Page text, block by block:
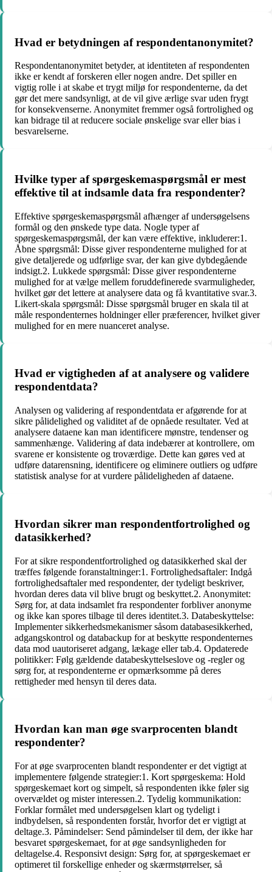
Hvad er betydningen af respondentanonymitet?
Respondentanonymitet betyder, at identiteten af respondenten
ikke er kendt af forskeren eller nogen andre. Det spiller en
vigtig rolle i at skabe et trygt miljø for respondenterne, da det
gør det mere sandsynligt, at de vil give ærlige svar uden frygt
for konsekvenserne. Anonymitet fremmer også fortrolighed og
kan bidrage til at reducere sociale ønskelige svar eller bias i
besvarelserne.
Hvilke typer af spørgeskemaspørgsmål er mest
effektive til at indsamle data fra respondenter?
Effektive spørgeskemaspørgsmål afhænger af undersøgelsens
formål og den ønskede type data. Nogle typer af
spørgeskemaspørgsmål, der kan være effektive, inkluderer:1.
Åbne spørgsmål: Disse giver respondenterne mulighed for at
give detaljerede og udførlige svar, der kan give dybdegående
indsigt.2. Lukkede spørgsmål: Disse giver respondenterne
mulighed for at vælge mellem foruddefinerede svarmuligheder,
hvilket gør det lettere at analysere data og få kvantitative svar.3.
Likert-skala spørgsmål: Disse spørgsmål bruger en skala til at
måle respondenternes holdninger eller præferencer, hvilket giver
mulighed for en mere nuanceret analyse.
Hvad er vigtigheden af ​​at analysere og validere
respondentdata?
Analysen og validering af respondentdata er afgørende for at
sikre pålidelighed og validitet af de opnåede resultater. Ved at
analysere dataene kan man identificere mønstre, tendenser og
sammenhænge. Validering af data indebærer at kontrollere, om
svarene er konsistente og troværdige. Dette kan gøres ved at
udføre datarensning, identificere og eliminere outliers og udføre
statistisk analyse for at vurdere pålideligheden af ​​dataene.
Hvordan sikrer man respondentfortrolighed og
datasikkerhed?
For at sikre respondentfortrolighed og datasikkerhed skal der
træffes følgende foranstaltninger:1. Fortrolighedsaftaler: Indgå
fortrolighedsaftaler med respondenter, der tydeligt beskriver,
hvordan deres data vil blive brugt og beskyttet.2. Anonymitet:
Sørg for, at data indsamlet fra respondenter forbliver anonyme
og ikke kan spores tilbage til deres identitet.3. Databeskyttelse:
Implementer sikkerhedsmekanismer såsom databasesikkerhed,
adgangskontrol og databackup for at beskytte respondenternes
data mod uautoriseret adgang, lækage eller tab.4. Opdaterede
politikker: Følg gældende databeskyttelseslove og -regler og
sørg for, at respondenterne er opmærksomme på deres
rettigheder med hensyn til deres data.
Hvordan kan man øge svarprocenten blandt
respondenter?
For at øge svarprocenten blandt respondenter er det vigtigt at
implementere følgende strategier:1. Kort spørgeskema: Hold
spørgeskemaet kort og simpelt, så respondenten ikke føler sig
overvældet og mister interessen.2. Tydelig kommunikation:
Forklar formålet med undersøgelsen klart og tydeligt i
indbydelsen, så respondenten forstår, hvorfor det er vigtigt at
deltage.3. Påmindelser: Send påmindelser til dem, der ikke har
besvaret spørgeskemaet, for at øge sandsynligheden for
deltagelse.4. Responsivt design: Sørg for, at spørgeskemaet er
optimeret til forskellige enheder og skærmstørrelser, så